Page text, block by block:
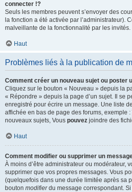
connecter !?
Seuls les membres peuvent s’envoyer des
la fonction a été activée par l’administrateur).
malveillante de la fonctionnalité par les invités.
Haut
Problèmes liés à la publication de
Comment créer un nouveau sujet ou poster
Cliquez sur le bouton « Nouveau » depuis la
« Répondre » depuis la page d’un sujet. Il se
enregistré pour écrire un message. Une liste
affichée en bas de page des forums, exemple :
nouveaux sujets, Vous pouvez joindre des
Haut
Comment modifier ou supprimer un
À moins d’être administrateur ou modérateur,
supprimer que vos propres messages. Vous
(quelquefois dans une durée limitée après sa
bouton modifierdu message correspondant.